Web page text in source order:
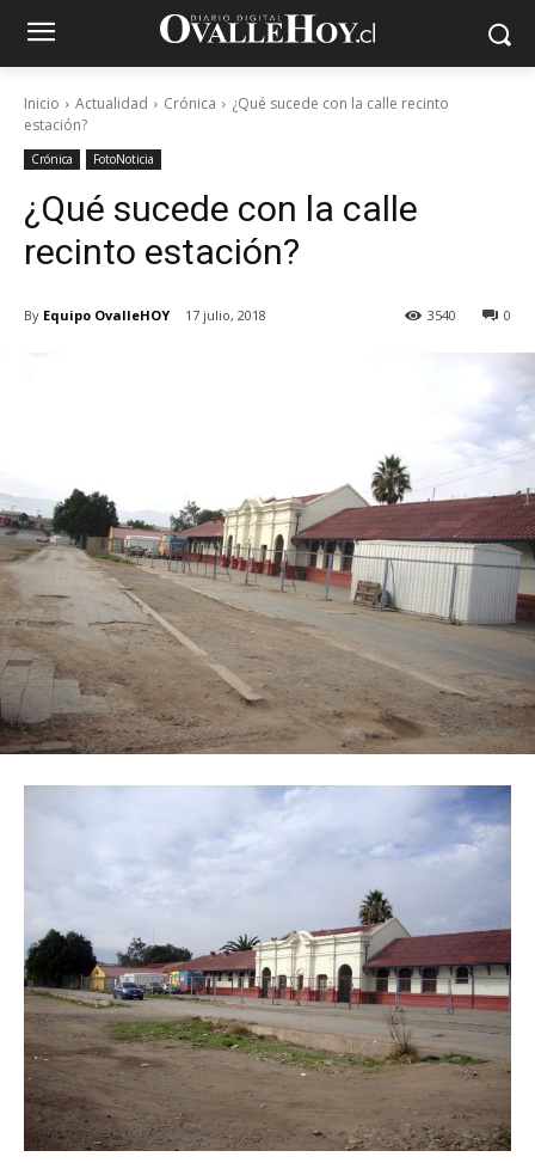
Inicio Actualidad Crónica
¿Qué sucede con la calle recinto
estación?
Crónica FotoNoticia
¿Qué sucede con la calle
recinto estación?
By Equipo OvalleHOY 17 julio, 2018 0
3540